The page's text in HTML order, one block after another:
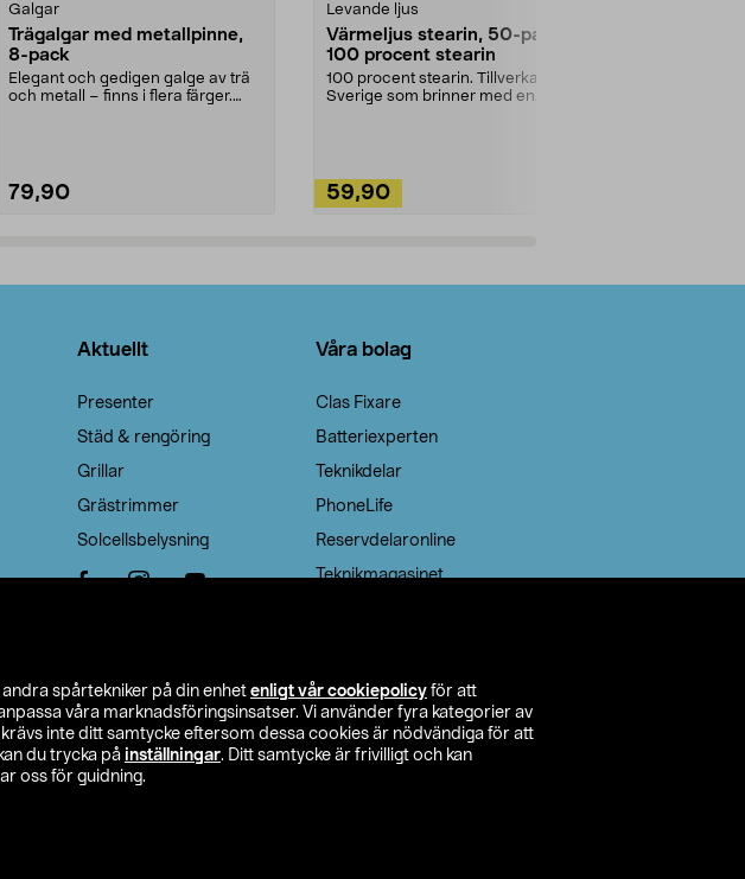
spårtekniker på din enhet enligt vår cookiepolicy för att
våra marknadsföringsinsatser. Vi använder fyra kategorier av
inte ditt samtycke eftersom dessa cookies är nödvändiga för att
du trycka på inställningar. Ditt samtycke är frivilligt och kan
oss för guidning.
Galgar
Trägalgar med metallpinne,
8-pack
Elegant och gedigen galge av trä
och metall – finns i flera färger.
79,90
Levande ljus
Värmeljus stearin, 50-pack,
100 procent stearin
100 procent stearin. Tillverkade i
Sverige som brinner med en
59,90
Aktuellt
Presenter
Städ & rengöring
Grillar
Grästrimmer
Solcellsbelysning
Våra bolag
Clas Fixare
Batteriexperten
Teknikdelar
PhoneLife
Reservdelaronline
Teknikmagasinet